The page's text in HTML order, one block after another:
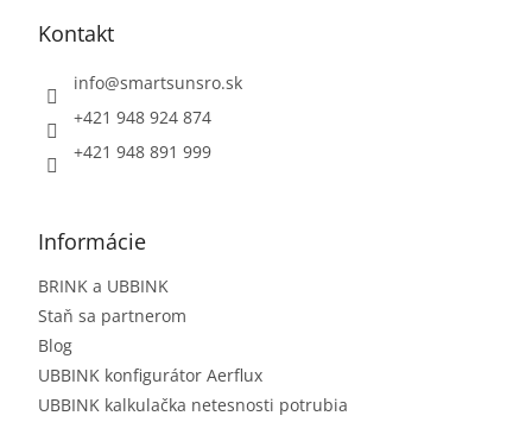
Kontakt
info@smartsunsro.sk
+421 948 924 874
+421 948 891 999
Informácie
BRINK a UBBINK
Staň sa partnerom
Blog
UBBINK konfigurátor Aerflux
UBBINK kalkulačka netesnosti potrubia